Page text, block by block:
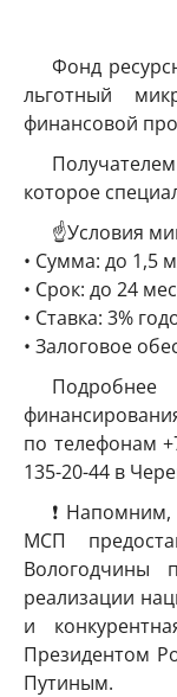
Фонд
льготный
финансовой
которое
☝️Условия
• Сумма: до 1,5
• Срок: до 24
• Ставка: 3%
• Залоговое
по телефонам
135-20-44 в
МСП
Вологодчины
реализации
и
Президентом
Путиным.